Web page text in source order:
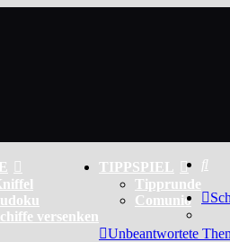
versenken
TIPPSPIEL
Tipprunde
Comunio
Unbeantwortete